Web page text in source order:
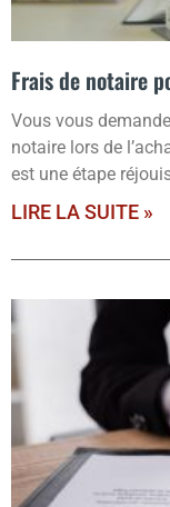
Frais de notaire
Vous vous
notaire lors de
est une étape
LIRE LA SUITE »